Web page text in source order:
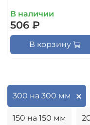
В наличии
506 ₽
В корзину
300 на 300 мм
150 на 150 мм